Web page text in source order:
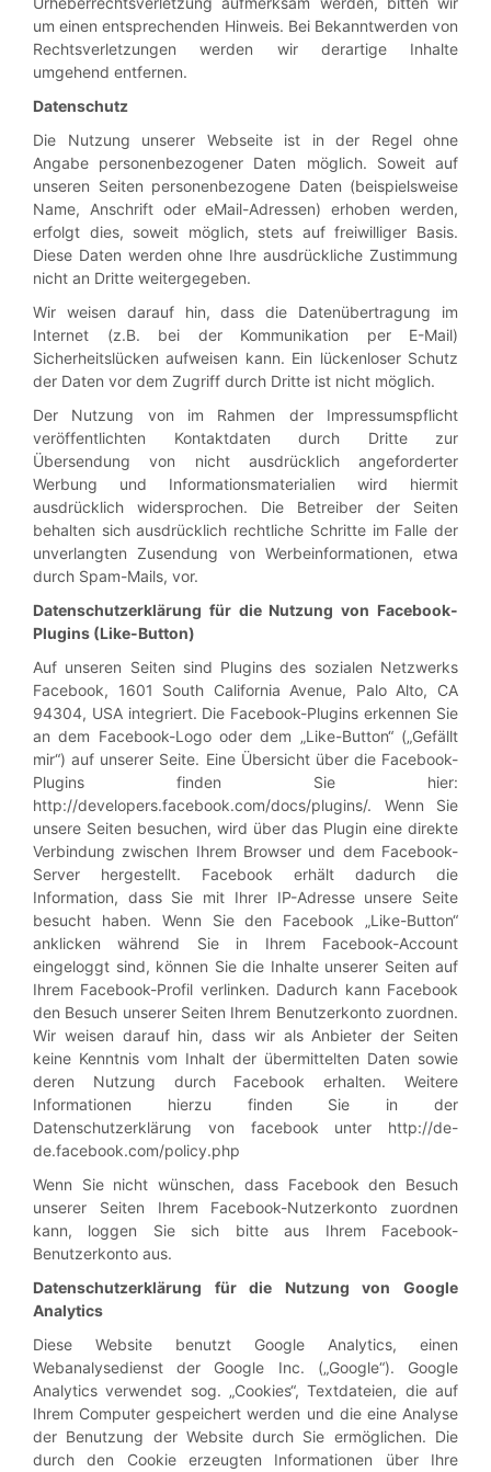
um einen entsprechenden Hinweis. Bei Bekanntwerden von
Rechtsverletzungen werden wir derartige Inhalte
umgehend entfernen.
Datenschutz
Die Nutzung unserer Webseite ist in der Regel ohne
Angabe personenbezogener Daten möglich. Soweit auf
unseren Seiten personenbezogene Daten (beispielsweise
Name, Anschrift oder eMail-Adressen) erhoben werden,
erfolgt dies, soweit möglich, stets auf freiwilliger Basis.
Diese Daten werden ohne Ihre ausdrückliche Zustimmung
nicht an Dritte weitergegeben.
Wir weisen darauf hin, dass die Datenübertragung im
Internet (z.B. bei der Kommunikation per E-Mail)
Sicherheitslücken aufweisen kann. Ein lückenloser Schutz
der Daten vor dem Zugriff durch Dritte ist nicht möglich.
Der Nutzung von im Rahmen der Impressumspflicht
veröffentlichten Kontaktdaten durch Dritte zur
Übersendung von nicht ausdrücklich angeforderter
Werbung und Informationsmaterialien wird hiermit
ausdrücklich widersprochen. Die Betreiber der Seiten
behalten sich ausdrücklich rechtliche Schritte im Falle der
unverlangten Zusendung von Werbeinformationen, etwa
durch Spam-Mails, vor.
Datenschutzerklärung für die Nutzung von Facebook-
Plugins (Like-Button)
Auf unseren Seiten sind Plugins des sozialen Netzwerks
Facebook, 1601 South California Avenue, Palo Alto, CA
94304, USA integriert. Die Facebook-Plugins erkennen Sie
an dem Facebook-Logo oder dem „Like-Button“ („Gefällt
mir“) auf unserer Seite. Eine Übersicht über die Facebook-
Plugins finden Sie hier:
http://developers.facebook.com/docs/plugins/. Wenn Sie
unsere Seiten besuchen, wird über das Plugin eine direkte
Verbindung zwischen Ihrem Browser und dem Facebook-
Server hergestellt. Facebook erhält dadurch die
Information, dass Sie mit Ihrer IP-Adresse unsere Seite
besucht haben. Wenn Sie den Facebook „Like-Button“
anklicken während Sie in Ihrem Facebook-Account
eingeloggt sind, können Sie die Inhalte unserer Seiten auf
Ihrem Facebook-Profil verlinken. Dadurch kann Facebook
den Besuch unserer Seiten Ihrem Benutzerkonto zuordnen.
Wir weisen darauf hin, dass wir als Anbieter der Seiten
keine Kenntnis vom Inhalt der übermittelten Daten sowie
deren Nutzung durch Facebook erhalten. Weitere
Informationen hierzu finden Sie in der
Datenschutzerklärung von facebook unter http://de-
de.facebook.com/policy.php
Wenn Sie nicht wünschen, dass Facebook den Besuch
unserer Seiten Ihrem Facebook-Nutzerkonto zuordnen
kann, loggen Sie sich bitte aus Ihrem Facebook-
Benutzerkonto aus.
Datenschutzerklärung für die Nutzung von Google
Analytics
Diese Website benutzt Google Analytics, einen
Webanalysedienst der Google Inc. („Google“). Google
Analytics verwendet sog. „Cookies“, Textdateien, die auf
Ihrem Computer gespeichert werden und die eine Analyse
der Benutzung der Website durch Sie ermöglichen. Die
durch den Cookie erzeugten Informationen über Ihre